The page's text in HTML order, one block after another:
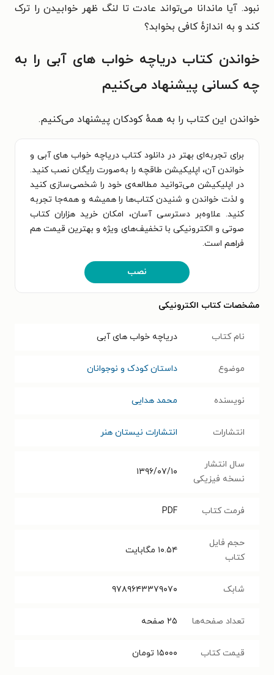
نبود. آیا ماندانا می‌تواند عادت تا لنگ ظهر خوابیدن را ترک
کند و به اندازهٔ کافی بخوابد؟
خواندن کتاب دریاچه خواب های آبی را به
چه کسانی پیشنهاد می‌کنیم
خواندن این کتاب را به همهٔ کودکان پیشنهاد می‌کنیم.
برای تجربه‌ای بهتر در دانلود کتاب دریاچه خواب های آبی و
خواندن آن، اپلیکیشن طاقچه را به‌صورت رایگان نصب کنید.
در اپلیکیشن می‌توانید مطالعه‌ی خود را شخصی‌سازی کنید
و لذت خواندن و شنیدن کتاب‌ها را همیشه و همه‌جا تجربه
کنید. علاوه‌بر دسترسی آسان، امکان خرید هزاران کتاب
صوتی و الکترونیکی با تخفیف‌های ویژه و بهترین قیمت هم
فراهم است.
نصب
مشخصات کتاب الکترونیکی
نام کتاب دریاچه خواب های آبی
موضوع داستان کودک و نوجوانان
نویسنده محمد هدایی
انتشارات انتشارات نیستان هنر
سال انتشار
نسخه فیزیکی
۱۳۹۶/۰۷/۱۰
فرمت کتاب PDF
حجم فایل
کتاب
۱۰.۵۴ مگابایت
شابک ۹۷۸۹۶۴۳۳۷۹۰۷۰
تعداد صفحه‌ها ۲۵ صفحه
قیمت کتاب ۱۵۰۰۰ تومان